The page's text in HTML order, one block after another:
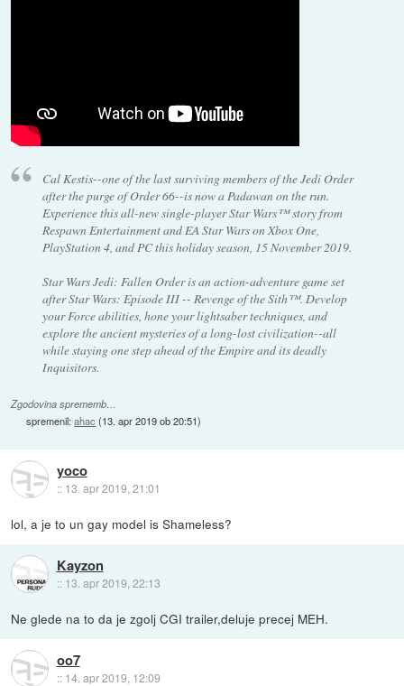
Cal Kestis--one of the last surviving members of the Jedi Order
after the purge of Order 66--is now a Padawan on the run.
Experience this all-new single-player Star Wars™ story from
Respawn Entertainment and EA Star Wars on Xbox One,
PlayStation 4, and PC this holiday season, 15 November 2019.
Star Wars Jedi: Fallen Order is an action-adventure game set
after Star Wars: Episode III -- Revenge of the Sith™. Develop
your Force abilities, hone your lightsaber techniques, and
explore the ancient mysteries of a long-lost civilization--all
while staying one step ahead of the Empire and its deadly
Inquisitors.
Zgodovina sprememb…
spremenil:ahac (13. apr 2019 ob 20:51)
yoco
:: 13. apr 2019, 21:01
lol, a je to un gay model is Shameless?
Kayzon
:: 13. apr 2019, 22:13
Ne glede na to da je zgolj CGI trailer,deluje precej MEH.
oo7
:: 14. apr 2019, 12:09